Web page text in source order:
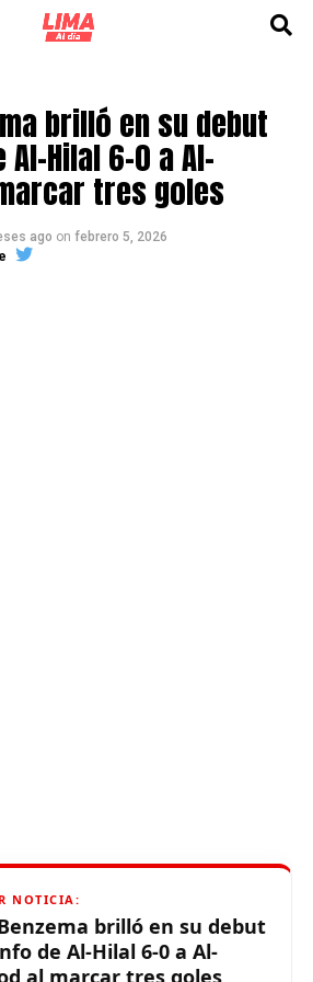
brilló en su debut
Hilal 6-0 a Al-
tres goles
ago on febrero 5, 2026
NOTICIA:
brilló en su debut
de Al-Hilal 6-0 a Al-
al marcar tres goles